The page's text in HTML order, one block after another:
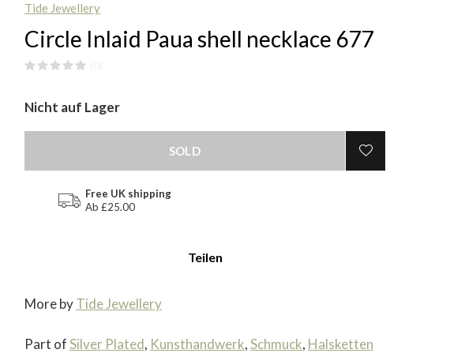
Tide Jewellery
Circle Inlaid Paua shell necklace 677
Nicht auf Lager
SOLD
Free UK shipping
Ab £25.00
Teilen
More byTide Jewellery
Part ofSilver Plated, Kunsthandwerk,Schmuck, Halsketten